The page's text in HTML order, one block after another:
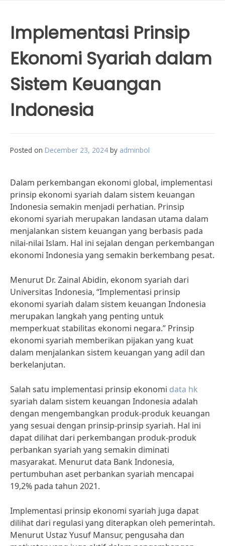
Implementasi Prinsip
Ekonomi Syariah dalam
Sistem Keuangan
Indonesia
Posted on December 23, 2024 by adminbol
Dalam perkembangan ekonomi global, implementasi
prinsip ekonomi syariah dalam sistem keuangan
Indonesia semakin menjadi perhatian. Prinsip
ekonomi syariah merupakan landasan utama dalam
menjalankan sistem keuangan yang berbasis pada
nilai-nilai Islam. Hal ini sejalan dengan perkembangan
ekonomi Indonesia yang semakin berkembang pesat.
Menurut Dr. Zainal Abidin, ekonom syariah dari
Universitas Indonesia, “Implementasi prinsip
ekonomi syariah dalam sistem keuangan Indonesia
merupakan langkah yang penting untuk
memperkuat stabilitas ekonomi negara.” Prinsip
ekonomi syariah memberikan pijakan yang kuat
dalam menjalankan sistem keuangan yang adil dan
berkelanjutan.
Salah satu implementasi prinsip ekonomi data hk
syariah dalam sistem keuangan Indonesia adalah
dengan mengembangkan produk-produk keuangan
yang sesuai dengan prinsip-prinsip syariah. Hal ini
dapat dilihat dari perkembangan produk-produk
perbankan syariah yang semakin diminati
masyarakat. Menurut data Bank Indonesia,
pertumbuhan aset perbankan syariah mencapai
19,2% pada tahun 2021.
Implementasi prinsip ekonomi syariah juga dapat
dilihat dari regulasi yang diterapkan oleh pemerintah.
Menurut Ustaz Yusuf Mansur, pengusaha dan